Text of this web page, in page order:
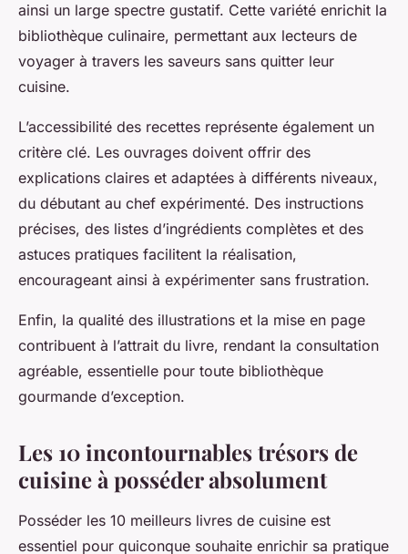
ainsi un large spectre gustatif. Cette variété enrichit la
bibliothèque culinaire, permettant aux lecteurs de
voyager à travers les saveurs sans quitter leur
cuisine.
L’accessibilité des recettes représente également un
critère clé. Les ouvrages doivent offrir des
explications claires et adaptées à différents niveaux,
du débutant au chef expérimenté. Des instructions
précises, des listes d’ingrédients complètes et des
astuces pratiques facilitent la réalisation,
encourageant ainsi à expérimenter sans frustration.
Enfin, la qualité des illustrations et la mise en page
contribuent à l’attrait du livre, rendant la consultation
agréable, essentielle pour toute bibliothèque
gourmande d’exception.
Les 10 incontournables trésors de
cuisine à posséder absolument
Posséder les 10 meilleurs livres de cuisine est
essentiel pour quiconque souhaite enrichir sa pratique